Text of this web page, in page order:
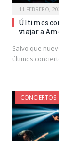
11 FEBRERO,
Últimos
viajar a
Salvo que
últimos
CONCIERTOS